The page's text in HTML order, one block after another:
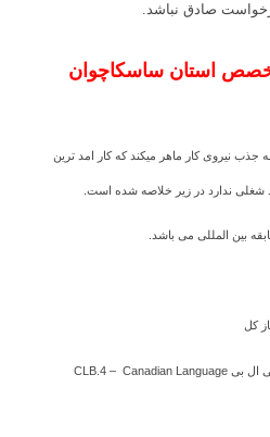
صادق نباشد.
استان ساسکاچوان
۳ طریق اقدام به جذب نیروی کار ماهر میکند که کار امد ترین
شغلی ندارد در زیر خلاصه شده است.
بین المللی می باشد.
۲- داشتن مدرک ایلتس با سطح ۴- سی ال بی CLB.4 – Canadian Language